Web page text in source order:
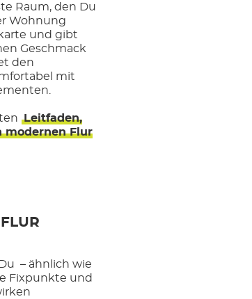
Raum, den Du
Wohnung
und gibt
Geschmack
den
mit
Leitfaden,
modernen Flur
– ähnlich wie
Fixpunkte und